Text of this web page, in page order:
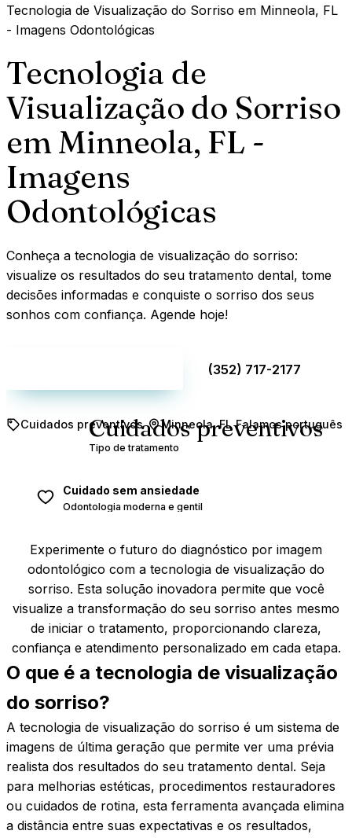
Tecnologia de Visualização do Sorriso em Minneola, FL
- Imagens Odontológicas
Tecnologia de
Visualização do Sorriso
em Minneola, FL -
Imagens
Odontológicas
Conheça a tecnologia de visualização do sorriso:
visualize os resultados do seu tratamento dental, tome
decisões informadas e conquiste o sorriso dos seus
sonhos com confiança. Agende hoje!
(352) 717-2177
Cuidados preventivos Minneola, FL Falamos português
Cuidado sem ansiedade
Odontologia moderna e gentil
Cuidados preventivos
Tipo de tratamento
Experimente o futuro do diagnóstico por imagem
odontológico com a tecnologia de visualização do
sorriso. Esta solução inovadora permite que você
visualize a transformação do seu sorriso antes mesmo
de iniciar o tratamento, proporcionando clareza,
confiança e atendimento personalizado em cada etapa.
O que é a tecnologia de visualização
do sorriso?
A tecnologia de visualização do sorriso é um sistema de
imagens de última geração que permite ver uma prévia
realista dos resultados do seu tratamento dental. Seja
para melhorias estéticas, procedimentos restauradores
ou cuidados de rotina, esta ferramenta avançada elimina
a distância entre suas expectativas e os resultados,